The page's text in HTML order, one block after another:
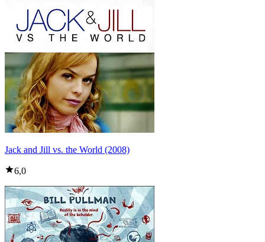
Jack and Jill vs. the World (2008)
6,0